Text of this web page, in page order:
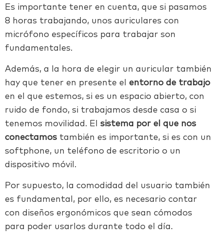
Es importante tener en cuenta, que si pasamos
8 horas trabajando, unos auriculares con
micrófono específicos para trabajar son
fundamentales.
Además, a la hora de elegir un auricular también
hay que tener en presente el entorno de trabajo
en el que estemos, si es un espacio abierto, con
ruido de fondo, si trabajamos desde casa o si
tenemos movilidad. El sistema por el que nos
conectamos también es importante, si es con un
softphone, un teléfono de escritorio o un
dispositivo móvil.
Por supuesto, la comodidad del usuario también
es fundamental, por ello, es necesario contar
con diseños ergonómicos que sean cómodos
para poder usarlos durante todo el día.